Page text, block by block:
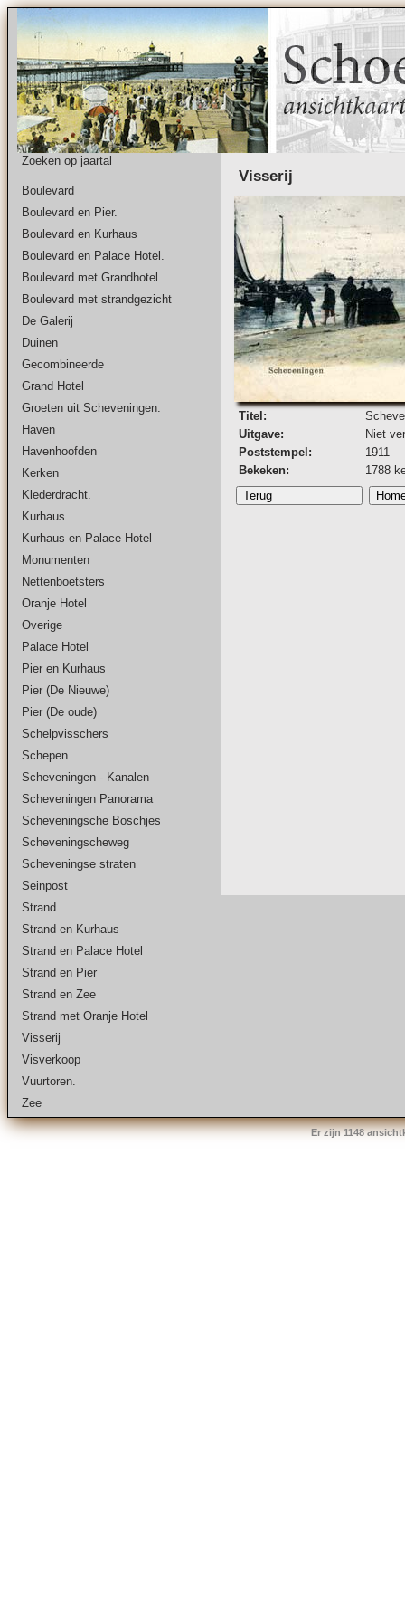
Zoeken op jaartal
Boulevard
Boulevard en Pier.
Boulevard en Kurhaus
Boulevard en Palace Hotel.
Boulevard met Grandhotel
Boulevard met strandgezicht
De Galerij
Duinen
Gecombineerde
Grand Hotel
Groeten uit Scheveningen.
Haven
Havenhoofden
Kerken
Klederdracht.
Kurhaus
Kurhaus en Palace Hotel
Monumenten
Nettenboetsters
Oranje Hotel
Overige
Palace Hotel
Pier en Kurhaus
Pier (De Nieuwe)
Pier (De oude)
Schelpvisschers
Schepen
Scheveningen - Kanalen
Scheveningen Panorama
Scheveningsche Boschjes
Scheveningscheweg
Scheveningse straten
Seinpost
Strand
Strand en Kurhaus
Strand en Palace Hotel
Strand en Pier
Strand en Zee
Strand met Oranje Hotel
Visserij
Visverkoop
Vuurtoren.
Zee
Visserij
Titel:
Uitgave:
Niet
Poststempel:
1911
Bekeken:
1788
Er zijn 1148